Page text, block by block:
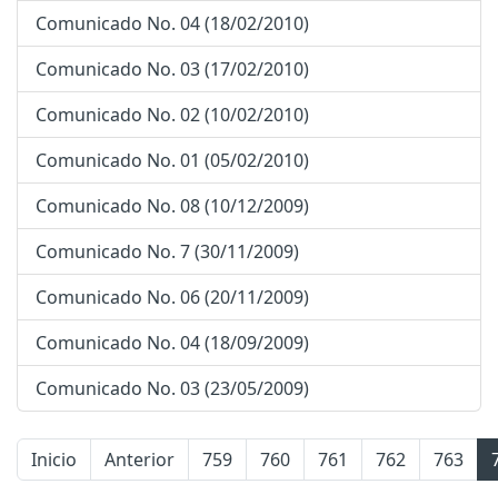
Comunicado No. 04 (18/02/2010)
Comunicado No. 03 (17/02/2010)
Comunicado No. 02 (10/02/2010)
Comunicado No. 01 (05/02/2010)
Comunicado No. 08 (10/12/2009)
Comunicado No. 7 (30/11/2009)
Comunicado No. 06 (20/11/2009)
Comunicado No. 04 (18/09/2009)
Comunicado No. 03 (23/05/2009)
Inicio Anterior 759 760 761 762 763